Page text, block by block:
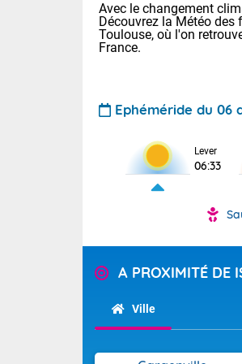
Avec le changement
Découvrez la Météo des
Toulouse, où l'on
France.
Ephéméride du 06
Lever
06:33
A PROXIMITÉ DE
Ville